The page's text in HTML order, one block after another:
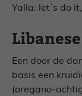
Yalla: letʼs do
Een door de
basis een
(oregano-